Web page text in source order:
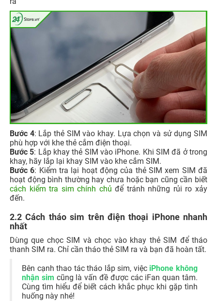
Bước 4: Lắp thẻ SIM vào khay. Lựa chọn và sử dụng SIM
phù hợp với khe thẻ cắm điện thoại.
Bước 5: Lắp khay thẻ SIM vào iPhone. Khi SIM đã ở trong
khay, hãy lắp lại khay SIM vào khe cắm SIM.
Bước 6: Kiểm tra lại hoạt động của thẻ SIM xem SIM đã
hoạt động bình thường hay chưa hoặc bạn cũng cần biết
cách kiểm tra sim chính chủ để tránh những rủi ro xảy
đến.
2.2 Cách tháo sim trên điện thoại iPhone nhanh
nhất
Dùng que chọc SIM và chọc vào khay thẻ SIM để tháo
thanh SIM ra. Chỉ cần tháo thẻ SIM ra và bạn đã hoàn tất.
Bên cạnh thao tác tháo lắp sim, việc iPhone không
nhận sim cũng là vấn đề được các iFan quan tâm.
Cùng tìm hiểu để biết cách khắc phục khi gặp tình
huống này nhé!